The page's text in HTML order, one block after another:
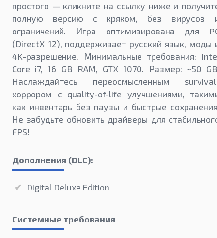
простого — кликните на ссылку ниже и
полную версию с кряком, без вирусов
ограничений. Игра оптимизирована для
(DirectX 12), поддерживает русский язык, моды
4K-разрешение. Минимальные требования:
Core i7, 16 GB RAM, GTX 1070. Размер: ~50
Наслаждайтесь переосмысленным
хоррором с quality-of-life улучшениями,
как инвентарь без паузы и быстрые
Не забудьте обновить драйверы для
FPS!
Дополнения (DLC):
Digital Deluxe Edition
Системные требования